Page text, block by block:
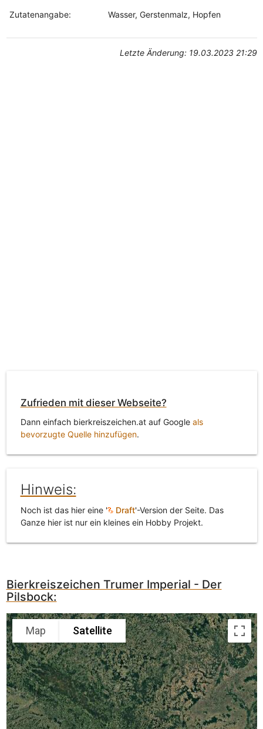
Zutatenangabe: Wasser, Gerstenmalz, Hopfen
Letzte Änderung: 19.03.2023 21:29
Zufrieden mit dieser Webseite?
Dann einfach bierkreiszeichen.at auf Google als
bevorzugte Quelle hinzufügen.
Hinweis:
Noch ist das hier eine ' Draft'-Version der Seite. Das
Ganze hier ist nur ein kleines ein Hobby Projekt.
Bierkreiszeichen Trumer Imperial - Der
Pilsbock:
Map Satellite